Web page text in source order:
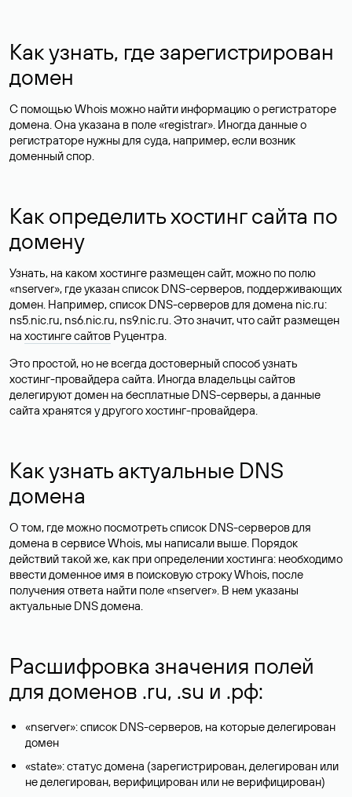
Как узнать, где зарегистрирован
домен
С помощью Whois можно найти информацию о регистраторе
домена. Она указана в поле «registrar». Иногда данные о
регистраторе нужны для суда, например, если возник
доменный спор.
Как определить хостинг сайта по
домену
Узнать, на каком хостинге размещен сайт, можно по полю
«nserver», где указан список DNS-серверов, поддерживающих
домен. Например, список DNS-серверов для домена nic.ru:
ns5.nic.ru, ns6.nic.ru, ns9.nic.ru. Это значит, что сайт размещен
на хостинге сайтов Руцентра.
Это простой, но не всегда достоверный способ узнать
хостинг-провайдера сайта. Иногда владельцы сайтов
делегируют домен на бесплатные DNS-серверы, а данные
сайта хранятся у другого хостинг-провайдера.
Как узнать актуальные DNS
домена
О том, где можно посмотреть список DNS-серверов для
домена в сервисе Whois, мы написали выше. Порядок
действий такой же, как при определении хостинга: необходимо
ввести доменное имя в поисковую строку Whois, после
получения ответа найти поле «nserver». В нем указаны
актуальные DNS домена.
Расшифровка значения полей
для доменов .ru, .su и .рф:
«nserver»: список DNS-серверов, на которые делегирован
домен
«state»: статус домена (зарегистрирован, делегирован или
не делегирован, верифицирован или не верифицирован)